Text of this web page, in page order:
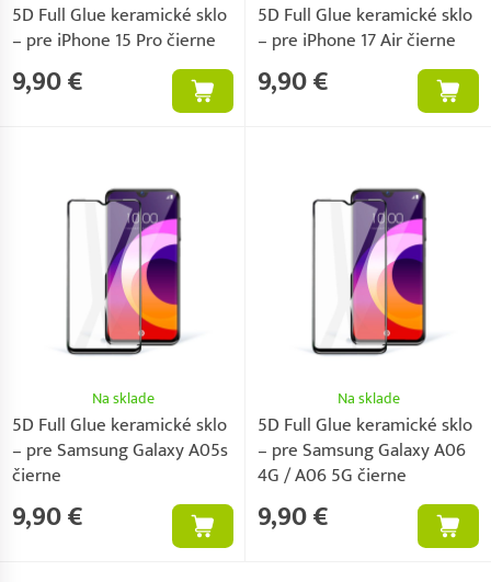
5D Full Glue keramické sklo
– pre iPhone 15 Pro čierne
9,90 €
5D Full Glue keramické sklo
– pre iPhone 17 Air čierne
9,90 €
Na sklade
5D Full Glue keramické sklo
– pre Samsung Galaxy A05s
čierne
9,90 €
Na sklade
5D Full Glue keramické sklo
– pre Samsung Galaxy A06
4G / A06 5G čierne
9,90 €